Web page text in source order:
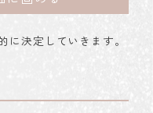
に決定していきます。